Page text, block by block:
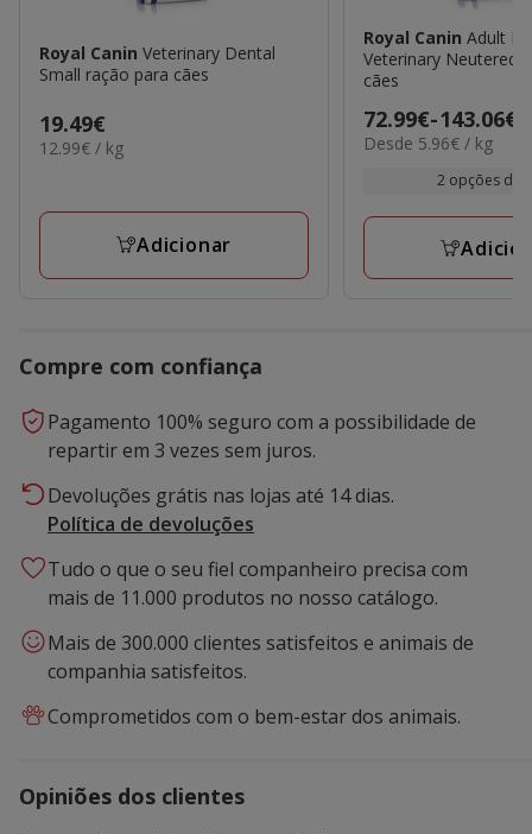
Royal Canin Veterinary Dental
Small ração para cães
Preço
19.49€
19.49€
12.99€
12.99€ / kg
Adicionar
Royal CaninAdult
Veterinary Neutered
cães
Preço
de
143.06€
72.99€-143.06€
5.96€
Desde 5.96€ / kg
2 opções de
Compre com confiança
Pagamento 100% seguro com a possibilidade de
repartir em 3 vezes sem juros.
Devoluções grátis nas lojas até 14 dias.
Política de devoluções
Tudo o que o seu fiel companheiro precisa com
mais de 11.000 produtos no nosso catálogo.
Mais de 300.000 clientes satisfeitos e animais de
companhia satisfeitos.
Comprometidos com o bem-estar dos animais.
Opiniões dos clientes